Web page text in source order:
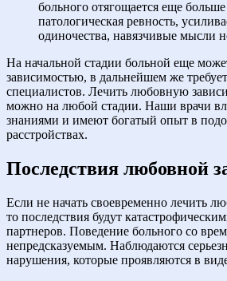
больного отягощается еще больше
патологическая ревность,
одиночества, навязчивые мысли
На начальной стадии больной еще
зависимостью, в дальнейшем же
специалистов. Лечить любовную
можно на любой стадии. Наши врачи
знаниями и имеют богатый опыт в
расстройствах.
Последствия любовной
Если не начать своевременно лечить
то последствия будут
партнеров. Поведение больного со
непредсказуемым. Наблюдаются
нарушения, которые проявляются в